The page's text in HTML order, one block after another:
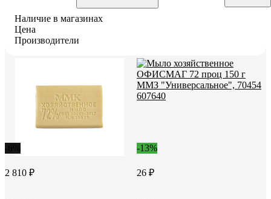
Наличие в магазинах
Цена
Производители
2 810 ₽
-13%
26 ₽